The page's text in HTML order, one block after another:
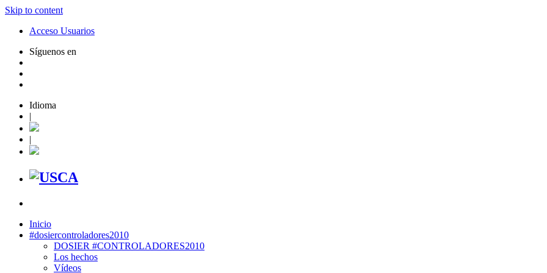
Skip to content
Acceso Usuarios
Síguenos en
Idioma
|
|
Inicio
#dosiercontroladores2010
DOSIER #CONTROLADORES2010
Los hechos
Vídeos